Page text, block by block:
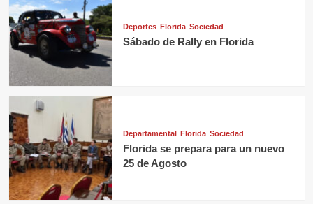
Deportes Florida Sociedad
Sábado de Rally en Florida
Departamental Florida Sociedad
Florida se prepara para un nuevo
25 de Agosto